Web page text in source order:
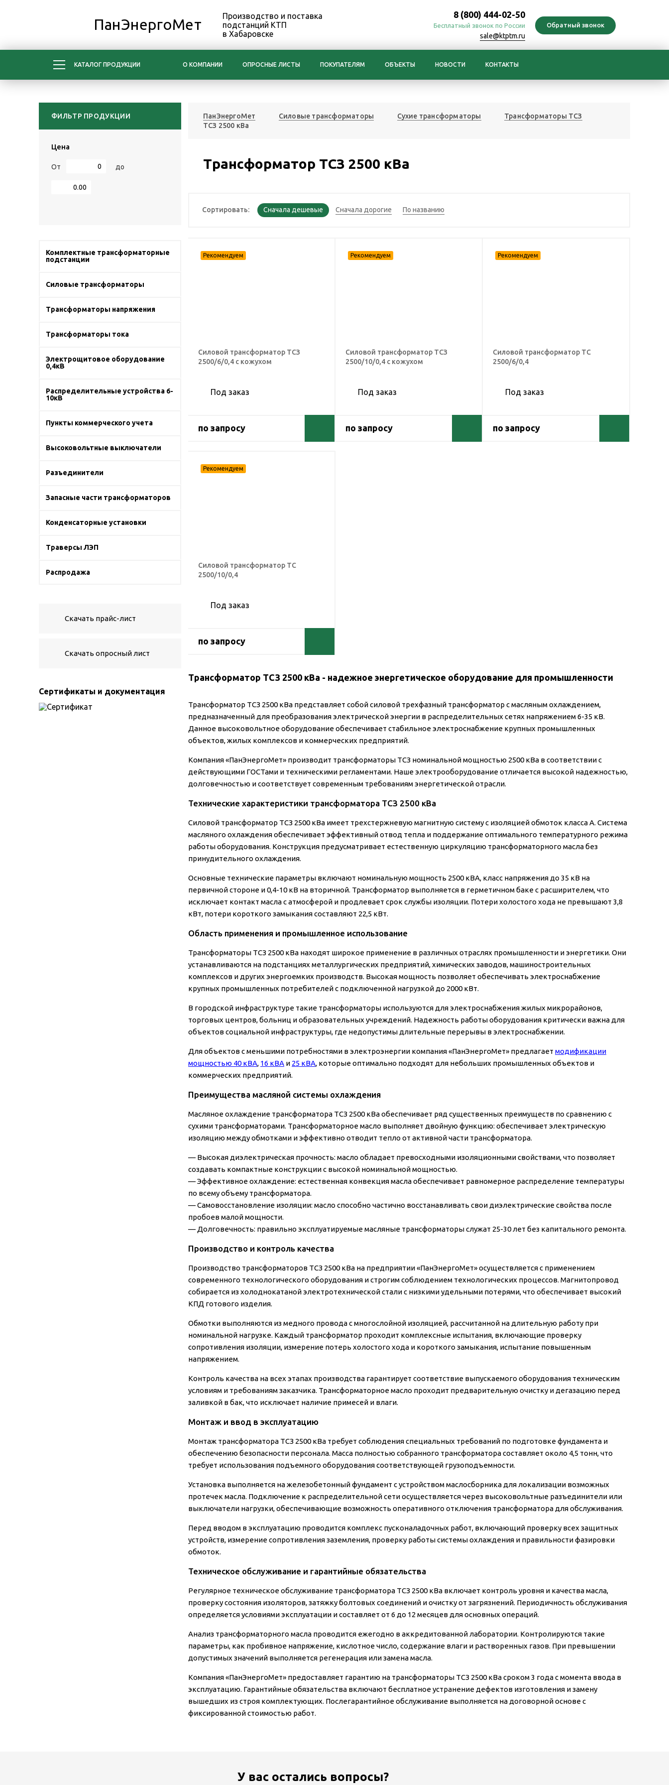
ПанЭнергоМет
Производство и поставка
подстанций КТП
в Хабаровске
8 (800) 444-02-50
Бесплатный звонок по России
sale@ktptm.ru
КАТАЛОГ ПРОДУКЦИИ О КОМПАНИИ ОПРОСНЫЕ ЛИСТЫ ПОКУПАТЕЛЯМ ОБЪЕКТЫ НОВОСТИ КОНТАКТЫ
ФИЛЬТР ПРОДУКЦИИ
Цена
От до
Комплектные трансформаторные
подстанции
Силовые трансформаторы
Трансформаторы напряжения
Трансформаторы тока
Электрощитовое оборудование
0,4кВ
Распределительные устройства 6-
10кВ
Пункты коммерческого учета
Высоковольтные выключатели
Разъединители
Запасные части трансформаторов
Конденсаторные установки
Траверсы ЛЭП
Распродажа
Скачать прайс-лист
Скачать опросный лист
Сертификаты и документация
ПанЭнергоМет Силовые трансформаторы Сухие трансформаторы
Трансформаторы ТСЗ
ТСЗ 2500 кВа
Трансформатор ТСЗ 2500 кВа
Сортировать:
Силовой трансформатор ТСЗ
2500/6/0,4 с кожухом
Под заказ
по запросу
Силовой трансформатор ТСЗ
2500/10/0,4 с кожухом
Под заказ
по запросу
Силовой трансформатор ТС
2500/6/0,4
Под заказ
по запросу
Силовой трансформатор ТС
2500/10/0,4
Под заказ
по запросу
Трансформатор ТСЗ 2500 кВа - надежное энергетическое оборудование для промышленности
Трансформатор ТСЗ 2500 кВа представляет собой силовой трехфазный трансформатор с масляным охлаждением,
предназначенный для преобразования электрической энергии в распределительных сетях напряжением 6-35 кВ.
Данное высоковольтное оборудование обеспечивает стабильное электроснабжение крупных промышленных
объектов, жилых комплексов и коммерческих предприятий.
Компания «ПанЭнергоМет» производит трансформаторы ТСЗ номинальной мощностью 2500 кВа в соответствии с
действующими ГОСТами и техническими регламентами. Наше электрооборудование отличается высокой надежностью,
долговечностью и соответствует современным требованиям энергетической отрасли.
Технические характеристики трансформатора ТСЗ 2500 кВа
Силовой трансформатор ТСЗ 2500 кВа имеет трехстержневую магнитную систему с изоляцией обмоток класса А. Система
масляного охлаждения обеспечивает эффективный отвод тепла и поддержание оптимального температурного режима
работы оборудования. Конструкция предусматривает естественную циркуляцию трансформаторного масла без
принудительного охлаждения.
Основные технические параметры включают номинальную мощность 2500 кВА, класс напряжения до 35 кВ на
первичной стороне и 0,4-10 кВ на вторичной. Трансформатор выполняется в герметичном баке с расширителем, что
исключает контакт масла с атмосферой и продлевает срок службы изоляции. Потери холостого хода не превышают 3,8
кВт, потери короткого замыкания составляют 22,5 кВт.
Область применения и промышленное использование
Трансформаторы ТСЗ 2500 кВа находят широкое применение в различных отраслях промышленности и энергетики. Они
устанавливаются на подстанциях металлургических предприятий, химических заводов, машиностроительных
комплексов и других энергоемких производств. Высокая мощность позволяет обеспечивать электроснабжение
крупных промышленных потребителей с подключенной нагрузкой до 2000 кВт.
В городской инфраструктуре такие трансформаторы используются для электроснабжения жилых микрорайонов,
торговых центров, больниц и образовательных учреждений. Надежность работы оборудования критически важна для
объектов социальной инфраструктуры, где недопустимы длительные перерывы в электроснабжении.
Для объектов с меньшими потребностями в электроэнергии компания «ПанЭнергоМет» предлагает модификации
мощностью 40 кВА, 16 кВА и 25 кВА, которые оптимально подходят для небольших промышленных объектов и
коммерческих предприятий.
Преимущества масляной системы охлаждения
Масляное охлаждение трансформатора ТСЗ 2500 кВа обеспечивает ряд существенных преимуществ по сравнению с
сухими трансформаторами. Трансформаторное масло выполняет двойную функцию: обеспечивает электрическую
изоляцию между обмотками и эффективно отводит тепло от активной части трансформатора.
— Высокая диэлектрическая прочность: масло обладает превосходными изоляционными свойствами, что позволяет
создавать компактные конструкции с высокой номинальной мощностью.
—Эффективное охлаждение: естественная конвекция масла обеспечивает равномерное распределение температуры
по всему объему трансформатора.
—Самовосстановление изоляции: масло способно частично восстанавливать свои диэлектрические свойства после
пробоев малой мощности.
— Долговечность: правильно эксплуатируемые масляные трансформаторы служат 25-30 лет без капитального ремонта.
Производство и контроль качества
Производство трансформаторов ТСЗ 2500 кВа на предприятии «ПанЭнергоМет» осуществляется с применением
современного технологического оборудования и строгим соблюдением технологических процессов. Магнитопровод
собирается из холоднокатаной электротехнической стали с низкими удельными потерями, что обеспечивает высокий
КПД готового изделия.
Обмотки выполняются из медного провода с многослойной изоляцией, рассчитанной на длительную работу при
номинальной нагрузке. Каждый трансформатор проходит комплексные испытания, включающие проверку
сопротивления изоляции, измерение потерь холостого хода и короткого замыкания, испытание повышенным
напряжением.
Контроль качества на всех этапах производства гарантирует соответствие выпускаемого оборудования техническим
условиям и требованиям заказчика. Трансформаторное масло проходит предварительную очистку и дегазацию перед
заливкой в бак, что исключает наличие примесей и влаги.
Монтаж и ввод в эксплуатацию
Монтаж трансформатора ТСЗ 2500 кВа требует соблюдения специальных требований по подготовке фундамента и
обеспечению безопасности персонала. Масса полностью собранного трансформатора составляет около 4,5 тонн, что
требует использования подъемного оборудования соответствующей грузоподъемности.
Установка выполняется на железобетонный фундамент с устройством маслосборника для локализации возможных
протечек масла. Подключение к распределительной сети осуществляется через высоковольтные разъединители или
выключатели нагрузки, обеспечивающие возможность оперативного отключения трансформатора для обслуживания.
Перед вводом в эксплуатацию проводится комплекс пусконаладочных работ, включающий проверку всех защитных
устройств, измерение сопротивления заземления, проверку работы системы охлаждения и правильности фазировки
обмоток.
Техническое обслуживание и гарантийные обязательства
Регулярное техническое обслуживание трансформатора ТСЗ 2500 кВа включает контроль уровня и качества масла,
проверку состояния изоляторов, затяжку болтовых соединений и очистку от загрязнений. Периодичность обслуживания
определяется условиями эксплуатации и составляет от 6 до 12 месяцев для основных операций.
Анализ трансформаторного масла проводится ежегодно в аккредитованной лаборатории. Контролируются такие
параметры, как пробивное напряжение, кислотное число, содержание влаги и растворенных газов. При превышении
допустимых значений выполняется регенерация или замена масла.
Компания «ПанЭнергоМет» предоставляет гарантию на трансформаторы ТСЗ 2500 кВа сроком 3 года с момента ввода в
эксплуатацию. Гарантийные обязательства включают бесплатное устранение дефектов изготовления и замену
вышедших из строя комплектующих. Послегарантийное обслуживание выполняется на договорной основе с
фиксированной стоимостью работ.
У вас остались вопросы?